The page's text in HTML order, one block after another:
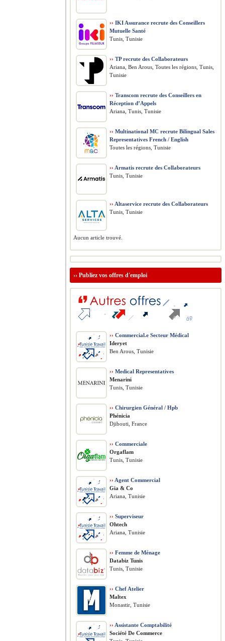
›› IKI Assurance recrute des Conseillers
Mutuelle Santé
Tunis, Tunisie
›› TP recrute des Collaborateurs
Ariana, Ben Arous, Toutes les régions, Tunis,
Tunisie
›› Transcom recrute des Conseillers en
Réception d’Appels
Ariana, Tunis, Tunisie
›› Multinational MC recrute Bilingual Sales
Representatives French / English
Toutes les régions, Tunisie
›› Armatis recrute des Collaborateurs
Tunis, Tunisie
›› Altaservice recrute des Collaborateurs
Tunis, Tunisie
Aucun article trouvé.
›› Publiez vos offres d'emploi
›› Commercial.e Secteur Médical
Ideryet
Ben Arous, Tunisie
›› Medical Representatives
Menarini
Tunis, Tunisie
›› Chirurgien Général / Hpb
Phénicia
Djibouti, France
›› Commerciale
Orgaflam
Tunis, Tunisie
›› Agent Commercial
Gia & Co
Ariana, Tunisie
›› Superviseur
Ohtech
Ariana, Tunisie
›› Femme de Ménage
Databiz Tunis
Tunis, Tunisie
›› Chef Atelier
Maltex
Monastir, Tunisie
›› Assistante Comptabilité
Société De Commerce